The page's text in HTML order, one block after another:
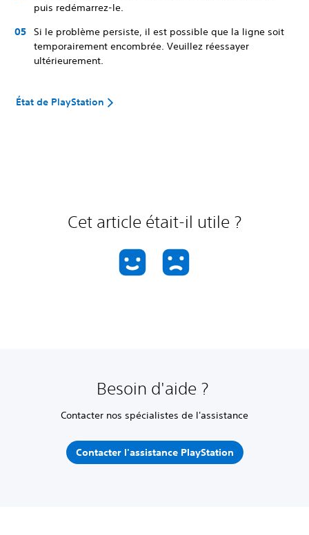
puis redémarrez-le.
Si le problème persiste, il est possible que la ligne soit
temporairement encombrée. Veuillez réessayer
ultérieurement.
État de PlayStation
Cet article était-il utile ?
Besoin d'aide ?
Contacter nos spécialistes de l'assistance
Contacter l'assistance PlayStation